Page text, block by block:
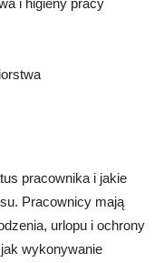
pracownika i jakie
Pracownicy mają
urlopu i ochrony
wykonywanie